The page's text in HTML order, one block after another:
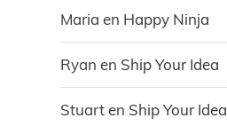
Maria en Happy Ninja
Ryan en Ship Your Idea
Stuarten Ship Your Idea